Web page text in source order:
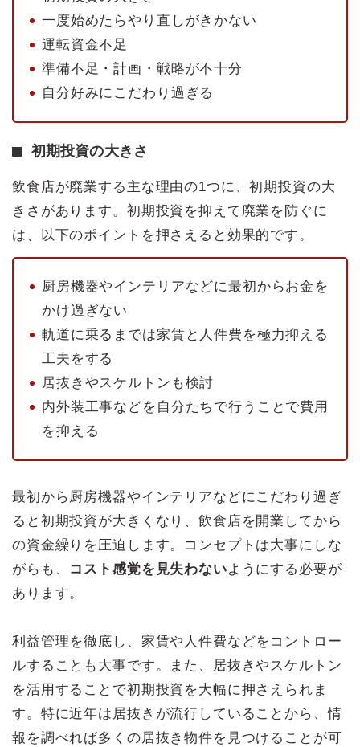
一度始めたらやり直しがきかない
運転資金不足
準備不足・計画・戦略が不十分
自分好みにこだわり過ぎる
初期投資の大きさ
飲食店が廃業する主な理由の1つに、初期投資の大
きさがあります。初期投資を抑えて廃業を防ぐに
は、以下のポイントを押さえると効果的です。
厨房機器やインテリアなどに最初からお金を
かけ過ぎない
軌道に乗るまでは家賃と人件費を極力抑える
工夫をする
居抜きやスケルトンも検討
内外装工事などを自分たちで行うことで費用
を抑える
最初から厨房機器やインテリアなどにこだわり過ぎ
ると初期投資が大きくなり、飲食店を開業してから
の資金繰りを圧迫します。コンセプトは大事にしな
がらも、 コスト感覚を見失わないようにする必要が
あります。
利益管理を徹底し、家賃や人件費などをコントロー
ルすることも大事です。また、居抜きやスケルトン
を活用することで初期投資を大幅に押さえられま
す。特に近年は居抜きが流行していることから、情
報を調べれば多くの居抜き物件を見つけることが可